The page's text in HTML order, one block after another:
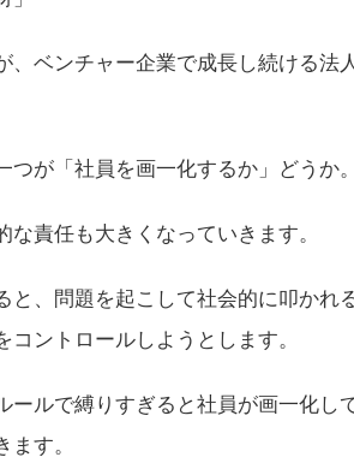
、ベンチャー企業で成長し続ける法
が「社員を画一化するか」どうか。
責任も大きくなっていきます。
と、問題を起こして社会的に叩かれ
ントロールしようとします。
ールで縛りすぎると社員が画一化し
す。